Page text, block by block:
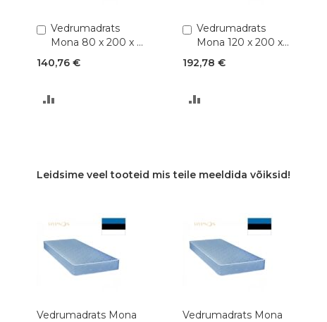
Vedrumadrats
Mona 80 x 200 x K
17 cm (Bonnell 2,2)
140,76 €
Lisa
ostukorvi
Vedrumadrats
Mona 120 x 200 x
K 17 cm (Bonnell
2,2)
192,78 €
Lisa
ostukorvi
Leidsime veel tooteid mis teile meeldida võiksid!
Vedrumadrats Mona
Vedrumadrats Mona